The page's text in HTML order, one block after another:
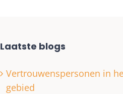
Laatste blogs
Vertrouwenspersonen in
gebied